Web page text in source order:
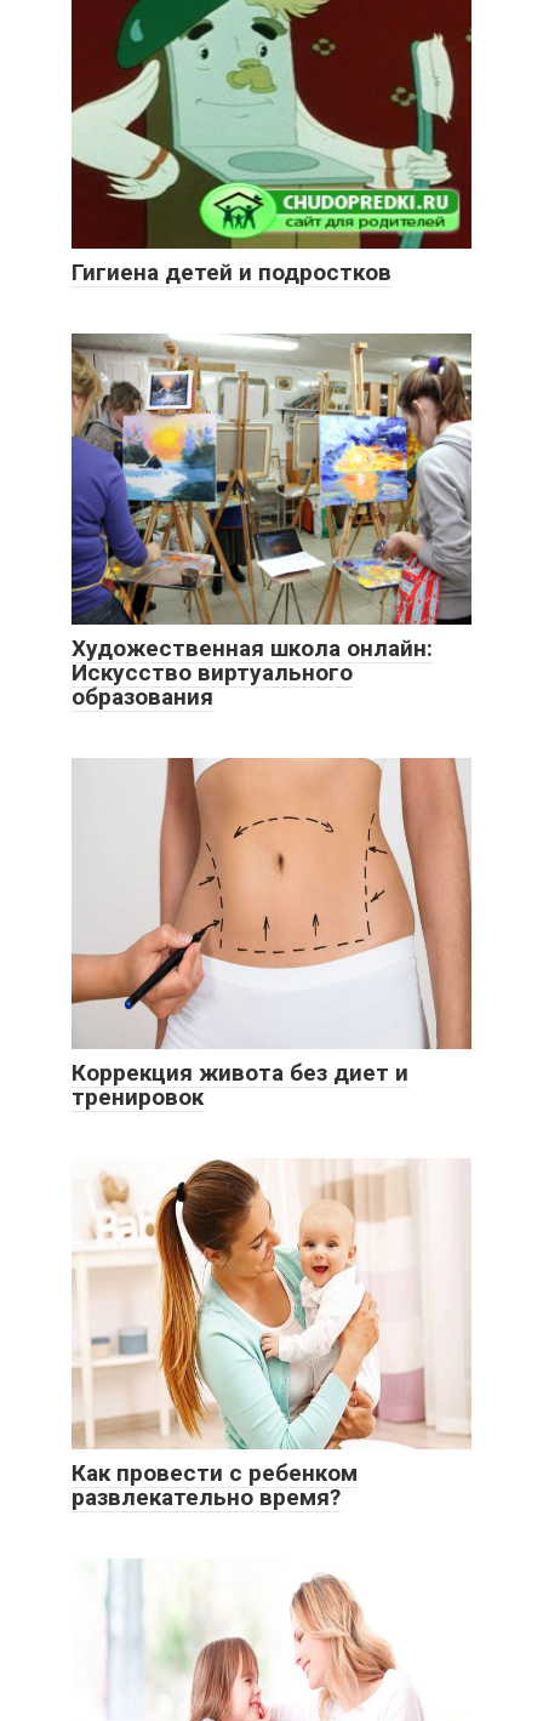
Гигиена детей и подростков
Художественная школа онлайн:
Искусство виртуального
образования
Коррекция живота без диет и
тренировок
Как провести с ребенком
развлекательно время?